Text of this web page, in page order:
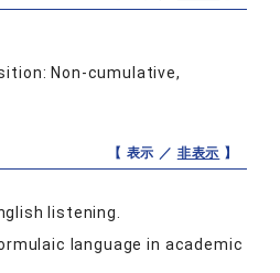
Non-cumulative,
【 表示 ／ 非表示 】
listening.
language in academic